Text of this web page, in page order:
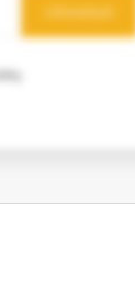
Užsisakyti